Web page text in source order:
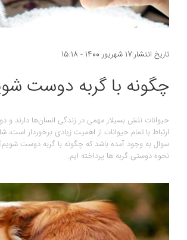
تاریخ انتشار:17 شهریور 1400 - 15:18
چگونه با گربه دوست
حیوانات نثش بسیلار مهمی در زندگی انسان‌ها دارند و
ارتباط با تمام حیوانات از اهمیت زیادی برخوردار است،
سوال به وجود آمده باشد که چگونه با گربه دوست
نحوه دوستی گربه ها پرداخته ایم.